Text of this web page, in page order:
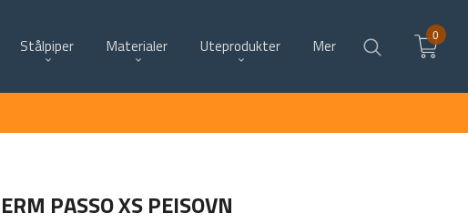
Stålpiper Materialer Uteprodukter Mer
0
PASSO XS PEISOVN